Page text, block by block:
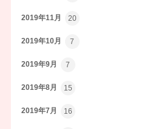
2019年11月 20
2019年10月 7
2019年9月 7
2019年8月 15
2019年7月 16